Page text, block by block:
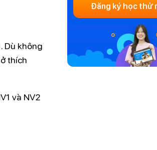
Dù không
thích
và NV2
Đăng ký học thử